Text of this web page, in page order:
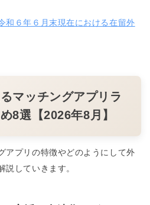
令和６年６月末現在における在留外
マッチングアプリラ
8選【2026年8月】
アプリの特徴やどのようにして外
説していきます。